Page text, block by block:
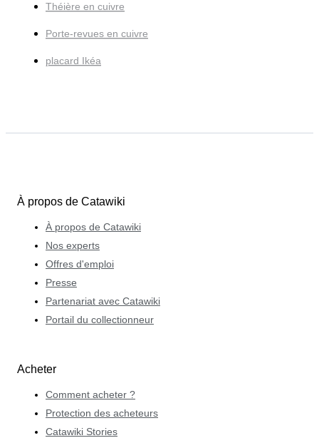
Théière en cuivre
Porte-revues en cuivre
placard Ikéa
À propos de Catawiki
À propos de Catawiki
Nos experts
Offres d'emploi
Presse
Partenariat avec Catawiki
Portail du collectionneur
Acheter
Comment acheter ?
Protection des acheteurs
Catawiki Stories